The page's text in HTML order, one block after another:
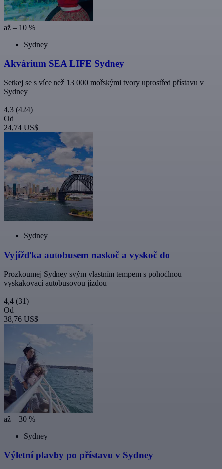
až – 10 %
Sydney
Akvárium SEA LIFE Sydney
Setkej se s více než 13 000 mořskými tvory uprostřed přístavu v
Sydney
4,3 (424)
Od
24,74 US$
Sydney
Vyjížďka autobusem naskoč a vyskoč do
Prozkoumej Sydney svým vlastním tempem s pohodlnou
vyskakovací autobusovou jízdou
4,4 (31)
Od
38,76 US$
až – 30 %
Sydney
Výletní plavby po přístavu v Sydney